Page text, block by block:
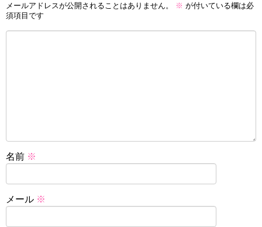
メールアドレスが公開されることはありません。 ※ が付いている欄は必
須項目です
名前 ※
メール ※